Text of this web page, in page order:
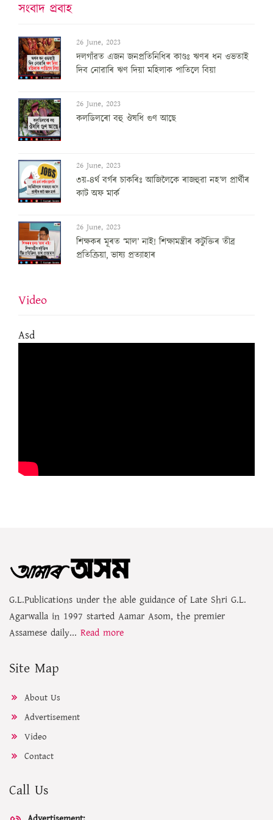
সংবাদ প্ৰবাহ
26 June, 2023
দলগাঁৱত এজন জনপ্ৰতিনিধিৰ কাণ্ডঃ ঋণৰ ধন ওভতাই
দিব নোৱাৰি ঋণ দিয়া মহিলাক পাতিলে বিয়া
26 June, 2023
কলডিলৰো বহু ঔষধি গুণ আছে
26 June, 2023
৩য়-৪ৰ্থ বৰ্গৰ চাকৰিঃ আজিলৈকে ৰাজহুৱা নহ’ল প্ৰাৰ্থীৰ
কাট অফ মাৰ্ক
26 June, 2023
শিক্ষকৰ মূৰত ‘মাল’ নাই! শিক্ষামন্ত্ৰীৰ কটুক্তিৰ তীব্ৰ
প্ৰতিক্ৰিয়া, ভাষ্য প্ৰত্যাহাৰ
Video
Asd
G.L.Publications under the able guidance of Late Shri G.L.
Agarwalla in 1997 started Aamar Asom, the premier
Assamese daily... Read more
Site Map
About Us
Advertisement
Video
Contact
Call Us